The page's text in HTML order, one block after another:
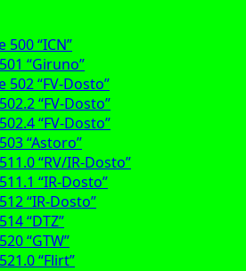
500 “ICN”
“Giruno”
502 “FV-Dosto”
“FV-Dosto”
“FV-Dosto”
“Astoro”
“RV/IR-Dosto”
“IR-Dosto”
“IR-Dosto”
“DTZ”
“GTW”
“Flirt”